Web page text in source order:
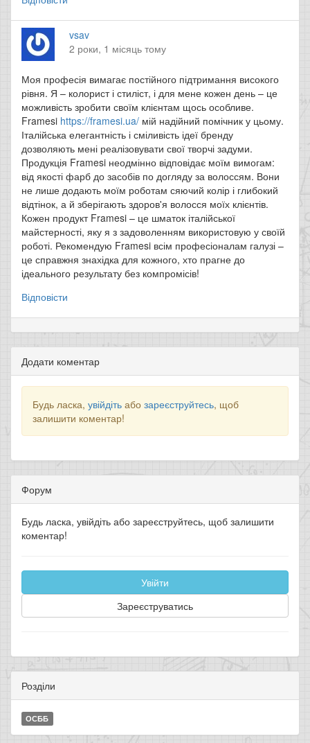
vsav
2 роки, 1 місяць тому
Моя професія вимагає постійного підтримання високого
рівня. Я – колорист і стиліст, і для мене кожен день – це
можливість зробити своїм клієнтам щось особливе.
Framesi https://framesi.ua/ мій надійний помічник у цьому.
Італійська елегантність і сміливість ідеї бренду
дозволяють мені реалізовувати свої творчі задуми.
Продукція Framesi неодмінно відповідає моїм вимогам:
від якості фарб до засобів по догляду за волоссям. Вони
не лише додають моїм роботам сяючий колір і глибокий
відтінок, а й зберігають здоров'я волосся моїх клієнтів.
Кожен продукт Framesi – це шматок італійської
майстерності, яку я з задоволенням використовую у своїй
роботі. Рекомендую Framesi всім професіоналам галузі –
це справжня знахідка для кожного, хто прагне до
ідеального результату без компромісів!
Відповісти
Додати коментар
Будь ласка, увійдіть або зареєструйтесь, щоб
залишити коментар!
Форум
Будь ласка, увійдіть або зареєструйтесь, щоб залишити
коментар!
Увійти
Зареєструватись
Розділи
ОСББ